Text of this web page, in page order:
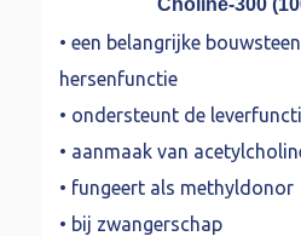
• een belangrijke
hersenfunctie
• ondersteunt de
• aanmaak van
• fungeert als methyldonor
• bij zwangerschap